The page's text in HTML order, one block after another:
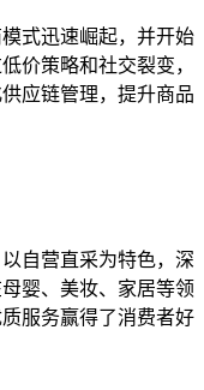
式迅速崛起，并开始
价策略和社交裂变，
应链管理，提升商品
自营直采为特色，深
婴、美妆、家居等领
服务赢得了消费者好